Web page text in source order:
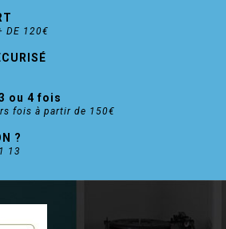
DE 120€
ou 4 fois
fois à partir de 150€
?
13